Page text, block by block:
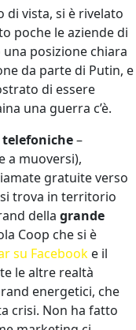
di vista, si è rivelato
poche le aziende di
posizione chiara
da parte di Putin, e
di essere
una guerra c’è.
–
a muoversi),
gratuite verso
trova in territorio
della grande
Coop che si è
su Facebook e il
le altre realtà
energetici, che
crisi. Non ha fatto